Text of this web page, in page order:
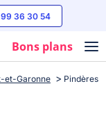
36 30 54
Bons plans
et-Garonne Pindères